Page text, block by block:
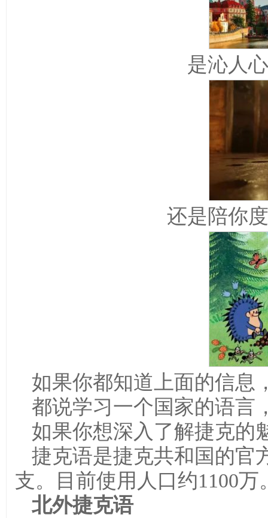
是沁人
还是陪你
如果你都知道上面的信息
都说学习一个国家的语言
如果你想深入了解捷克的
捷克语是捷克共和国的官
支。目前使用人口约1100万
北外捷克语